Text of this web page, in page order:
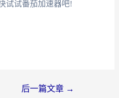
试试番茄加速器吧!
后一篇文章 →